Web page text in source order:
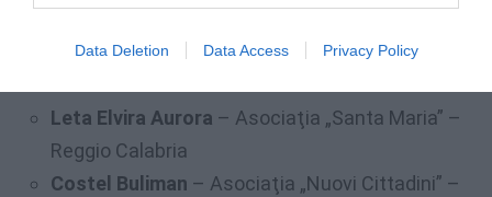
Data Deletion Data Access Privacy Policy
Pordenone, Monfalcone, Piacenza, Padova,
Leta Elvira Aurora – Asociaţia „Santa Maria” –
Reggio Calabria
Costel Buliman – Asociaţia „Nuovi Cittadini” –